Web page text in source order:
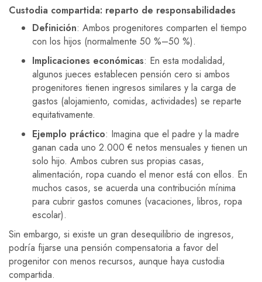
Custodia compartida: reparto de responsabilidades
Definición: Ambos progenitores comparten el tiempo
con los hijos (normalmente 50 %–50 %).
Implicaciones económicas: En esta modalidad,
algunos jueces establecen pensión cero si ambos
progenitores tienen ingresos similares y la carga de
gastos (alojamiento, comidas, actividades) se reparte
equitativamente.
Ejemplo práctico: Imagina que el padre y la madre
ganan cada uno 2.000 € netos mensuales y tienen un
solo hijo. Ambos cubren sus propias casas,
alimentación, ropa cuando el menor está con ellos. En
muchos casos, se acuerda una contribución mínima
para cubrir gastos comunes (vacaciones, libros, ropa
escolar).
Sin embargo, si existe un gran desequilibrio de ingresos,
podría fijarse una pensión compensatoria a favor del
progenitor con menos recursos, aunque haya custodia
compartida.